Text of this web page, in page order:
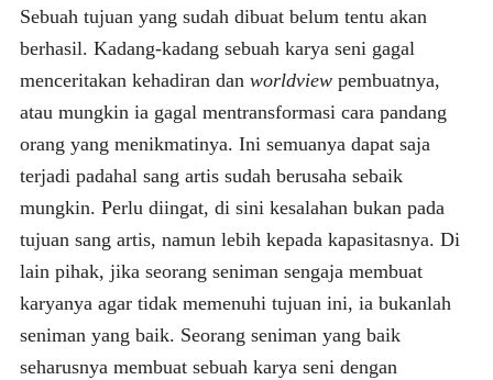
Sebuah tujuan yang sudah dibuat belum tentu akan
berhasil. Kadang-kadang sebuah karya seni gagal
menceritakan kehadiran dan worldviewpembuatnya,
atau mungkin ia gagal mentransformasi cara pandang
orang yang menikmatinya. Ini semuanya dapat saja
terjadi padahal sang artis sudah berusaha sebaik
mungkin. Perlu diingat, di sini kesalahan bukan pada
tujuan sang artis, namun lebih kepada kapasitasnya. Di
lain pihak, jika seorang seniman sengaja membuat
karyanya agar tidak memenuhi tujuan ini, ia bukanlah
seniman yang baik. Seorang seniman yang baik
seharusnya membuat sebuah karya seni dengan